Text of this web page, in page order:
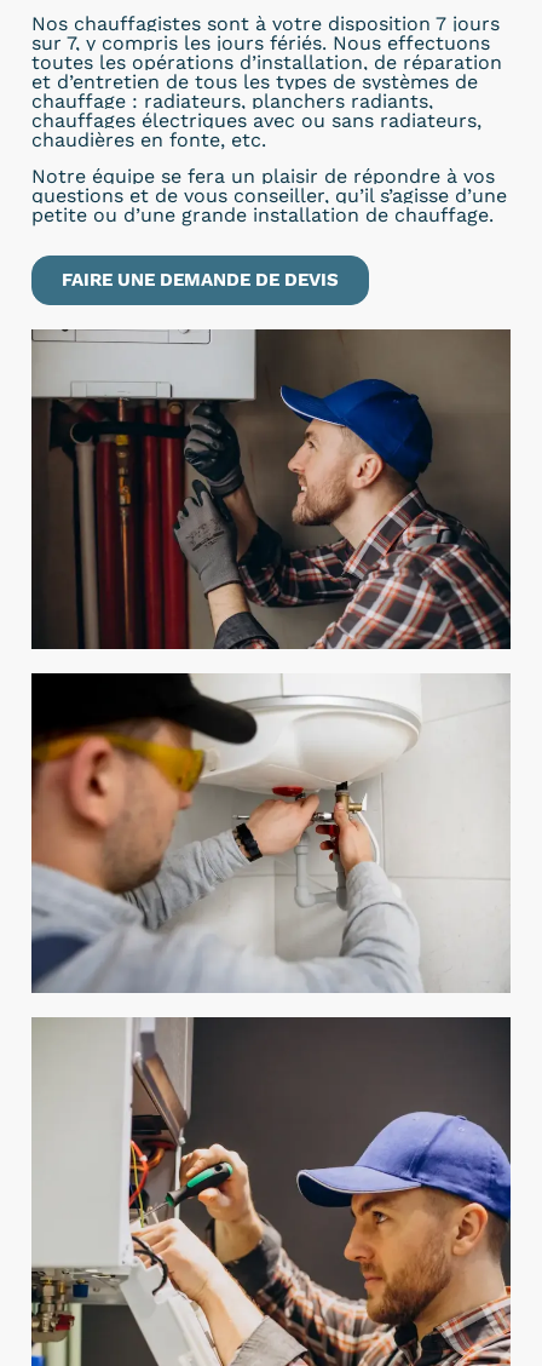
Nos chauffagistes sont à votre disposition 7 jours
sur 7, y compris les jours fériés. Nous effectuons
toutes les opérations d’installation, de réparation
et d’entretien de tous les types de systèmes de
chauffage : radiateurs, planchers radiants,
chauffages électriques avec ou sans radiateurs,
chaudières en fonte, etc.
Notre équipe se fera un plaisir de répondre à vos
questions et de vous conseiller, qu’il s’agisse d’une
petite ou d’une grande installation de chauffage.
FAIRE UNE DEMANDE DE DEVIS